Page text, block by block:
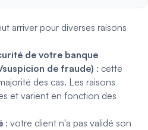
arriver pour diverses raisons
de votre banque
de fraude) : cette
des cas. Les raisons
et varient en fonction des
: votre client n'a pas validé son